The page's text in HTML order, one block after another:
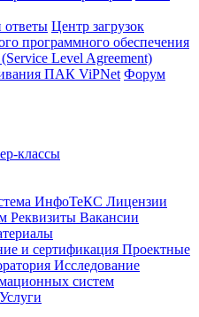
Центр загрузок
программного обеспечения
Level Agreement)
ПАК ViPNet Форум
классы
ИнфоТеКС Лицензии
Реквизиты Вакансии
и сертификация Проектные
Исследование
систем